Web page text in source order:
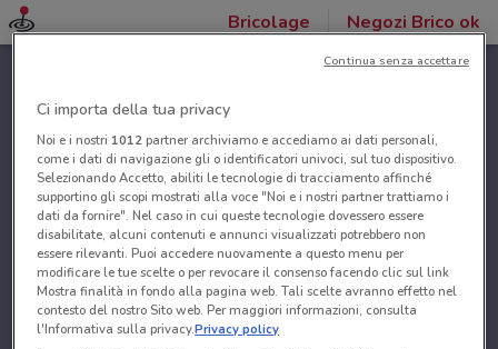
Bricolage Negozi Brico ok
Ci importa della tua privacy
Noi e i nostri 1012partner archiviamo e accediamo ai dati personali,
come i dati di navigazione gli o identificatori univoci, sul tuo dispositivo.
Selezionando Accetto, abiliti le tecnologie di tracciamento affinché
supportino gli scopi mostrati alla voce "Noi e i nostri partner trattiamo i
dati da fornire". Nel caso in cui queste tecnologie dovessero essere
disabilitate, alcuni contenuti e annunci visualizzati potrebbero non
essere rilevanti. Puoi accedere nuovamente a questo menu per
modificare le tue scelte o per revocare il consenso facendo clic sul link
Mostra finalità in fondo alla pagina web. Tali scelte avranno effetto nel
contesto del nostro Sito web. Per maggiori informazioni, consulta
l'Informativa sulla privacy.Privacy policy
Continua senza accettare